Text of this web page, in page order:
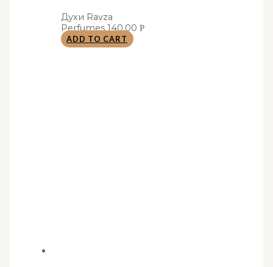
Духи Ravza
Perfumes140,00 Р
ADD TO CART